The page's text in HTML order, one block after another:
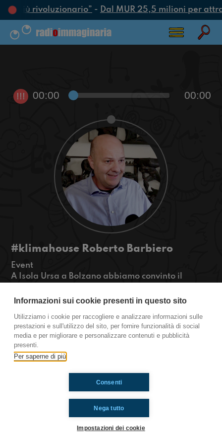
più rivoluzionario”- Dal MUR 25,5 milioni per
!!! 00:00 00:00
#klimahouse Roberto Barbiero
Event
A Isola Ursa a Bolzano abbiamo convinto il
improvvisario con noi. Come costruiresti il tuo
che come te lo immagini rispetterebbe davvero
l'ambiente?
#OkkinSu www.radioimmaginaria.it
Ti è piaciuto? Condividilo!
Informazioni sui cookie presenti in questo sito
Utilizziamo i cookie per raccogliere e analizzare informazioni sulle
prestazioni e sull'utilizzo del sito, per fornire funzionalità di social
media e per migliorare e personalizzare contenuti e pubblicità
presenti.
Per saperne di più
Nega tutto
Consenti
Impostazioni dei cookie